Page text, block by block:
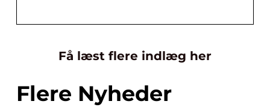
Få læst flere indlæg her
Flere Nyheder